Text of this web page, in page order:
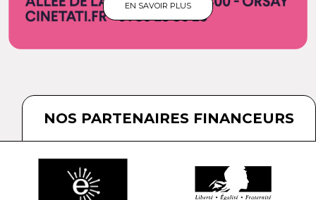
EN SAVOIR PLUS
NOS PARTENAIRES FINANCEURS